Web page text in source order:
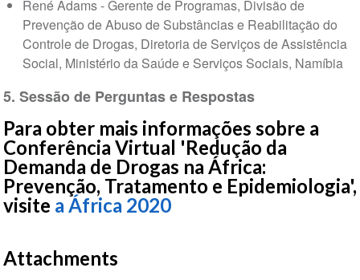
René Adams - Gerente de Programas, Divisão de
Prevenção de Abuso de Substâncias e Reabilitação do
Controle de Drogas, Diretoria de Serviços de Assistência
Social, Ministério da Saúde e Serviços Sociais, Namíbia
5. Sessão de Perguntas e Respostas
Para obter mais informações sobre a
Conferência Virtual 'Redução da
Demanda de Drogas na África:
Prevenção, Tratamento e Epidemiologia',
visite a África 2020
Attachments